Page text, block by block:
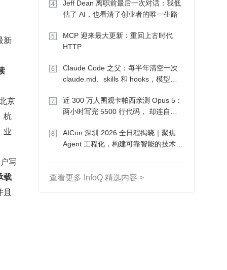
新
京
杭
业
写
载
且
4
Jeff Dean 离职前最后一次对话：我低
估了 AI，也看清了创业者的唯一生路
5
MCP 迎来最大更新：重回上古时代
HTTP
6
Claude Code 之父：每半年清空一次
claude.md、skills 和 hooks，模型自
7
近 300 万人围观卡帕西亲测 Opus 5：
两小时写完 5500 行代码， 却连自己
8
AICon 深圳 2026 全日程揭晓｜聚焦
Agent 工程化，构建可靠智能的技术路
查看更多 InfoQ 精选内容 >